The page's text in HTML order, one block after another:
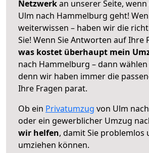
Netzwerkan unserer Seite,
Ulm nach Hammelburg geht!
weiterwissen – haben wir die
Sie! Wenn Sie Antworten auf Ihre
was kostet überhaupt mein
nach Hammelburg – dann wählen
denn wir haben immer die
Ihre Fragen parat.
Ob ein Privatumzug von Ulm
oder ein gewerblicher Umzug
wir helfen, damit Sie problemlos
umziehen können.